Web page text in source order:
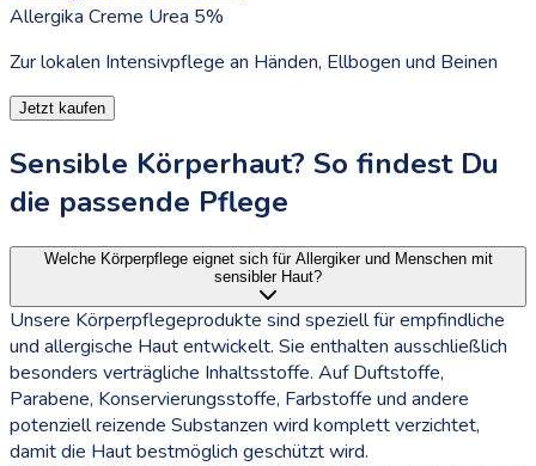
Allergika Creme Urea 5%
Zur lokalen Intensivpflege an Händen, Ellbogen und Beinen
Jetzt kaufen
Sensible Körperhaut? So findest Du
die passende Pflege
Welche Körperpflege eignet sich für Allergiker und Menschen mit
sensibler Haut?
Unsere Körperpflegeprodukte sind speziell für empfindliche
und allergische Haut entwickelt. Sie enthalten ausschließlich
besonders verträgliche Inhaltsstoffe. Auf Duftstoffe,
Parabene, Konservierungsstoffe, Farbstoffe und andere
potenziell reizende Substanzen wird komplett verzichtet,
damit die Haut bestmöglich geschützt wird.